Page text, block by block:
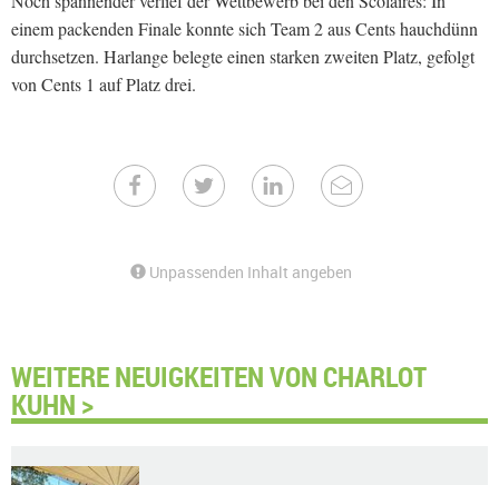
einem packenden Finale konnte sich Team 2 aus Cents hauchdünn
durchsetzen. Harlange belegte einen starken zweiten Platz, gefolgt
von Cents 1 auf Platz drei.
Unpassenden Inhalt angeben
WEITERE NEUIGKEITEN VON CHARLOT
KUHN >